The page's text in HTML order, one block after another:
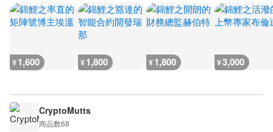
¥1,600 ¥1,800 ¥1,800 ¥3,000
CryptoMutts
商品数68